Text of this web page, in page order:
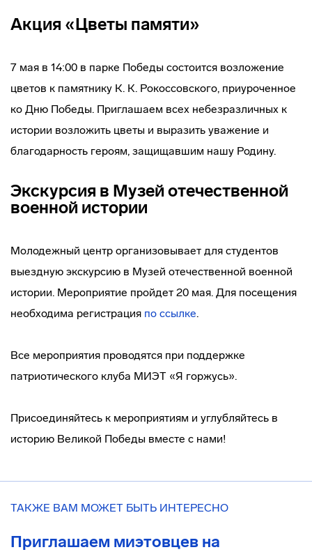
Акция «Цветы памяти»
7 мая в 14:00 в парке Победы состоится возложение
цветов к памятнику К. К. Рокоссовского, приуроченное
ко Дню Победы. Приглашаем всех небезразличных к
истории возложить цветы и выразить уважение и
благодарность героям, защищавшим нашу Родину.
Экскурсия в Музей отечественной
военной истории
Молодежный центр организовывает для студентов
выездную экскурсию в Музей отечественной военной
истории. Мероприятие пройдет 20 мая. Для посещения
необходима регистрация по ссылке.
Все мероприятия проводятся при поддержке
патриотического клуба МИЭТ «Я горжусь».
Присоединяйтесь к мероприятиям и углубляйтесь в
историю Великой Победы вместе с нами!
ТАКЖЕ ВАМ МОЖЕТ БЫТЬ ИНТЕРЕСНО
Приглашаем миэтовцев на